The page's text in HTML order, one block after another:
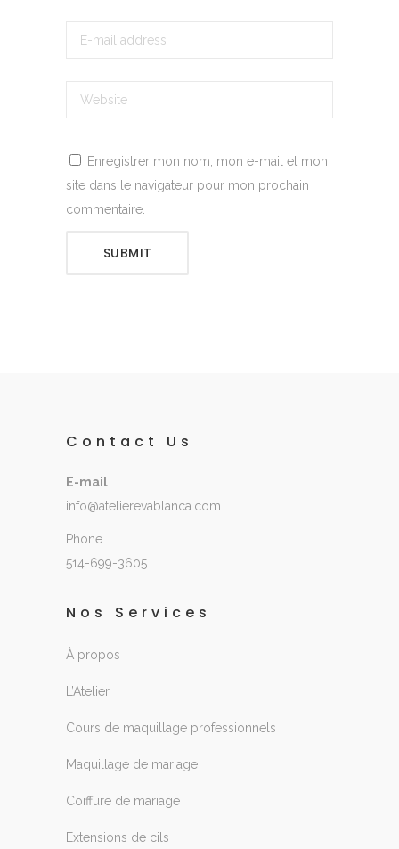
Enregistrer mon nom, mon e-mail et mon
site dans le navigateur pour mon prochain
commentaire.
SUBMIT
Contact Us
E-mail
info@atelierevablanca.com
Phone
514-699-3605
Nos Services
À propos
L’Atelier
Cours de maquillage professionnels
Maquillage de mariage
Coiffure de mariage
Extensions de cils